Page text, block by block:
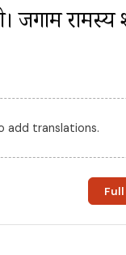
जगाम
add translations.